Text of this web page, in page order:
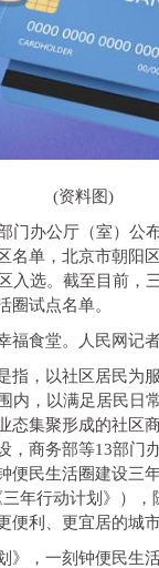
(资料图)
门办公厅（室）公
名单，北京市朝阳
入选。截至目前，
圈试点名单。
福食堂。人民网记
指，以社区居民为
内，以满足居民日
态集聚形成的社区
，商务部等13部门
便民生活圈建设三
年行动计划》）
便利、更宜居的城市
》，一刻钟便民生